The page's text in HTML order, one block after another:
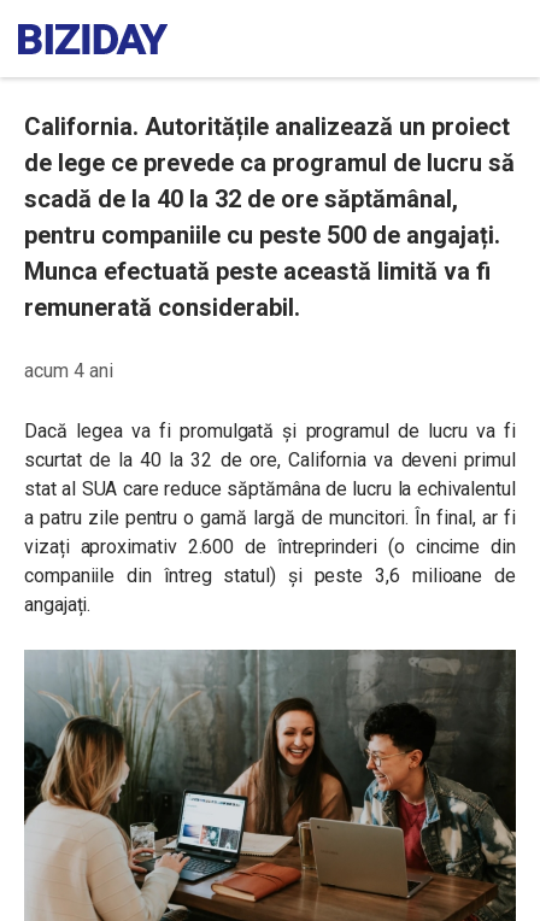
California. Autoritățile analizează un proiect
de lege ce prevede ca programul de lucru să
scadă de la 40 la 32 de ore săptămânal,
pentru companiile cu peste 500 de angajați.
Munca efectuată peste această limită va fi
remunerată considerabil.
acum 4 ani
Dacă legea va fi promulgată și programul de lucru va fi
scurtat de la 40 la 32 de ore, California va deveni primul
stat al SUA care reduce săptămâna de lucru la echivalentul
a patru zile pentru o gamă largă de muncitori. În final, ar fi
vizați aproximativ 2.600 de întreprinderi (o cincime din
companiile din întreg statul) și peste 3,6 milioane de
angajați.